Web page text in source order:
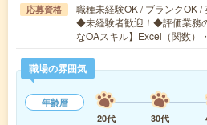
応募資格
職種未経験OK / ブランクOK /
◆未経験者歓迎！◆評価業務
なOAスキル】Excel（関数）
職場の雰囲気
年齢層
20代
30代